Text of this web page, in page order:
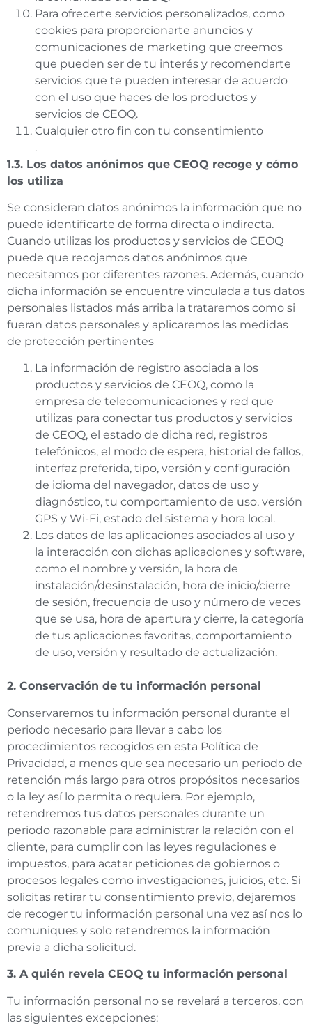
Para ofrecerte servicios personalizados, como
cookies para proporcionarte anuncios y
comunicaciones de marketing que creemos
que pueden ser de tu interés y recomendarte
servicios que te pueden interesar de acuerdo
con el uso que haces de los productos y
servicios de CEOQ.
Cualquier otro fin con tu consentimiento
.
1.3. Los datos anónimos que CEOQ recoge y cómo
los utiliza
Se consideran datos anónimos la información que no
puede identificarte de forma directa o indirecta.
Cuando utilizas los productos y servicios de CEOQ
puede que recojamos datos anónimos que
necesitamos por diferentes razones. Además, cuando
dicha información se encuentre vinculada a tus datos
personales listados más arriba la trataremos como si
fueran datos personales y aplicaremos las medidas
de protección pertinentes
La información de registro asociada a los
productos y servicios de CEOQ, como la
empresa de telecomunicaciones y red que
utilizas para conectar tus productos y servicios
de CEOQ, el estado de dicha red, registros
telefónicos, el modo de espera, historial de fallos,
interfaz preferida, tipo, versión y configuración
de idioma del navegador, datos de uso y
diagnóstico, tu comportamiento de uso, versión
GPS y Wi-Fi, estado del sistema y hora local.
Los datos de las aplicaciones asociados al uso y
la interacción con dichas aplicaciones y software,
como el nombre y versión, la hora de
instalación/desinstalación, hora de inicio/cierre
de sesión, frecuencia de uso y número de veces
que se usa, hora de apertura y cierre, la categoría
de tus aplicaciones favoritas, comportamiento
de uso, versión y resultado de actualización.
2. Conservación de tu información personal
Conservaremos tu información personal durante el
periodo necesario para llevar a cabo los
procedimientos recogidos en esta Política de
Privacidad, a menos que sea necesario un periodo de
retención más largo para otros propósitos necesarios
o la ley así lo permita o requiera. Por ejemplo,
retendremos tus datos personales durante un
periodo razonable para administrar la relación con el
cliente, para cumplir con las leyes regulaciones e
impuestos, para acatar peticiones de gobiernos o
procesos legales como investigaciones, juicios, etc. Si
solicitas retirar tu consentimiento previo, dejaremos
de recoger tu información personal una vez así nos lo
comuniques y solo retendremos la información
previa a dicha solicitud.
3. A quién revela CEOQ tu información personal
Tu información personal no se revelará a terceros, con
las siguientes excepciones: